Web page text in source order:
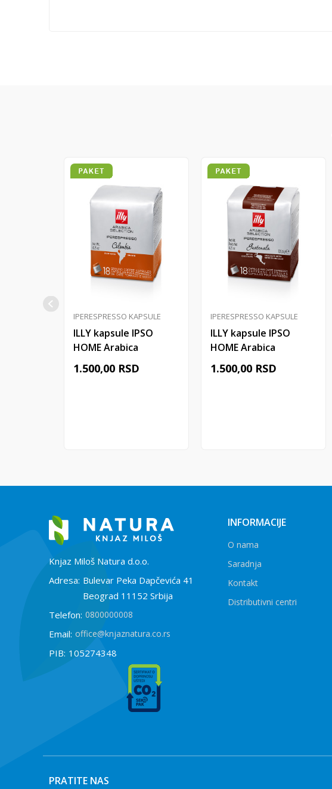
IPERESPRESSO KAPSULE
ILLY kapsule IPSO
HOME Arabica
COLOMBIA 18/1
1.500,00 RSD
IPERESPRESSO KAPSULE
ILLY kapsule IPSO
HOME Arabica
GUATEMALA 18/1
1.500,00 RSD
Knjaz Miloš Natura d.o.o.
Adresa: Bulevar Peka Dapčevića 41
Beograd 11152 Srbija
Telefon: 0800000008
Email: office@knjaznatura.co.rs
PIB: 105274348
INFORMACIJE
O nama
Saradnja
Kontakt
Distributivni centri
PRATITE NAS